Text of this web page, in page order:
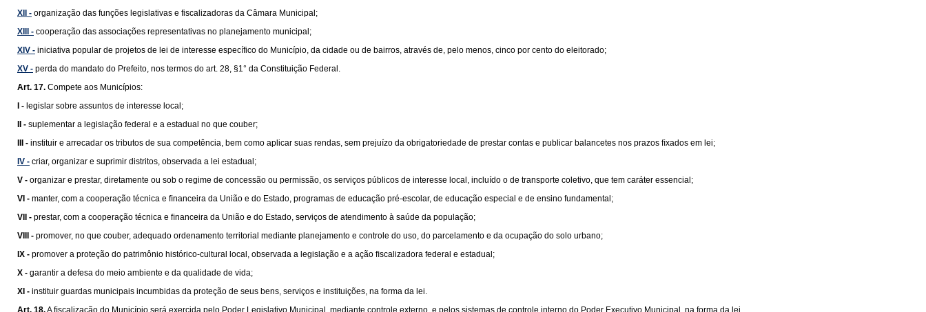
XII - organização das funções legislativas e fiscalizadoras da Câmara Municipal;
XIII - cooperação das associações representativas no planejamento municipal;
XIV - iniciativa popular de projetos de lei de interesse específico do Município, da cidade ou de bairros, através de, pelo menos, cinco por cento do eleitorado;
XV - perda do mandato do Prefeito, nos termos do art. 28, §1° da Constituição Federal.
Art. 17. Compete aos Municípios:
I - legislar sobre assuntos de interesse local;
II - suplementar a legislação federal e a estadual no que couber;
III - instituir e arrecadar os tributos de sua competência, bem como aplicar suas rendas, sem prejuízo da obrigatoriedade de prestar contas e publicar balancetes nos prazos ﬁxados em lei;
IV - criar, organizar e suprimir distritos, observada a lei estadual;
V - organizar e prestar, diretamente ou sob o regime de concessão ou permissão, os serviços públicos de interesse local, incluído o de transporte coletivo, que tem caráter essencial;
VI - manter, com a cooperação técnica e ﬁnanceira da União e do Estado, programas de educação pré-escolar, de educação especial e de ensino fundamental;
VII - prestar, com a cooperação técnica e ﬁnanceira da União e do Estado, serviços de atendimento à saúde da população;
VIII - promover, no que couber, adequado ordenamento territorial mediante planejamento e controle do uso, do parcelamento e da ocupação do solo urbano;
IX - promover a proteção do patrimônio histórico-cultural local, observada a legislação e a ação ﬁscalizadora federal e estadual;
X - garantir a defesa do meio ambiente e da qualidade de vida;
XI - instituir guardas municipais incumbidas da proteção de seus bens, serviços e instituições, na forma da lei.
Art. 18.A ﬁscalização do Município será exercida pelo Poder Legislativo Municipal, mediante controle externo, e pelos sistemas de controle interno do Poder Executivo Municipal, na forma da lei.